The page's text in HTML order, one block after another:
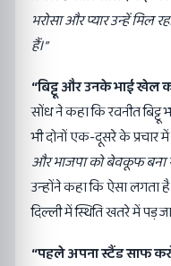
भरोसा और प्यार उन्हें मिल
हैं।”
“बिट्टू और उनके भाई खेल
सोंध ने कहा कि रवनीत
भी दोनों एक-दूसरे के प्रचार
और भाजपा को बेवकूफ बना
उन्होंने कहा कि ऐसा लगता
दिल्ली में स्थिति खतरे में पड़
“पहले अपना स्टैंड साफ